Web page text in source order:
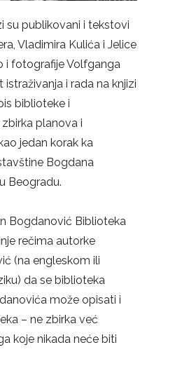
su publikovani i tekstovi
Vladimira Kulića i Jelice
i fotografije Volfganga
istraživanja i rada na knjizi
biblioteke i
planova i
jedan korak ka
Bogdana
Beogradu.
Bogdanović Biblioteka
rečima autorke
(na engleskom ili
da se biblioteka
može opisati i
– ne zbirka već
koje nikada neće biti